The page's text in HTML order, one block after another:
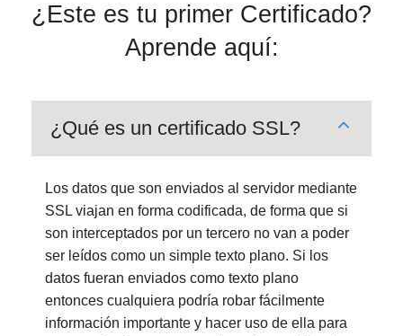
¿Este es tu primer Certificado?
Aprende aquí:
¿Qué es un certificado SSL?
Los datos que son enviados al servidor mediante
SSL viajan en forma codificada, de forma que si
son interceptados por un tercero no van a poder
ser leídos como un simple texto plano. Si los
datos fueran enviados como texto plano
entonces cualquiera podría robar fácilmente
información importante y hacer uso de ella para